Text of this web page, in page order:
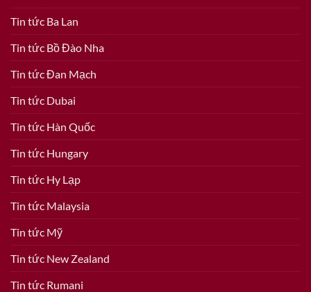
Tin tức Ba Lan
Tin tức Bồ Đào Nha
Tin tức Đan Mạch
Tin tức Dubai
Tin tức Hàn Quốc
Tin tức Hungary
Tin tức Hy Lạp
Tin tức Malaysia
Tin tức Mỹ
Tin tức New Zealand
Tin tức Rumani